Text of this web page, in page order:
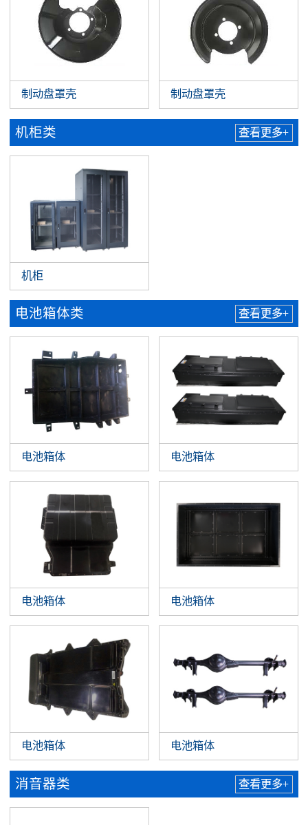
制动盘罩壳 制动盘罩壳
机柜类 查看更多+
机柜
电池箱体类 查看更多+
电池箱体 电池箱体
电池箱体 电池箱体
电池箱体 电池箱体
消音器类 查看更多+